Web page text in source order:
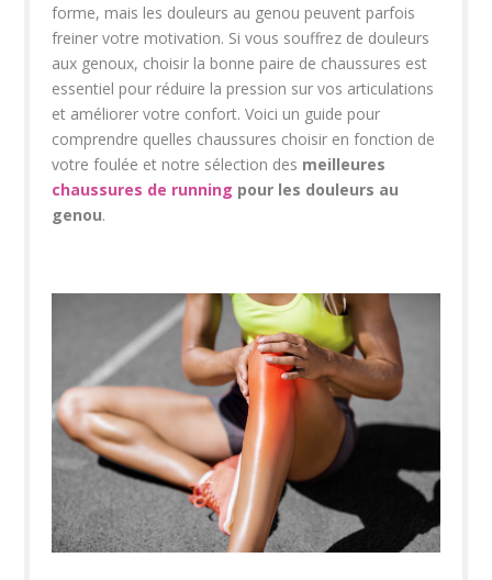
forme, mais les douleurs au genou peuvent parfois
freiner votre motivation. Si vous souffrez de douleurs
aux genoux, choisir la bonne paire de chaussures est
essentiel pour réduire la pression sur vos articulations
et améliorer votre confort. Voici un guide pour
comprendre quelles chaussures choisir en fonction de
votre foulée et notre sélection des meilleures
chaussures de running pour les douleurs au
genou.